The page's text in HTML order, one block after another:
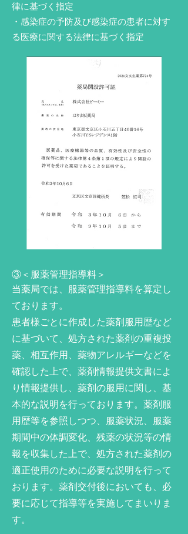
律に基づく指定
・感染症の予防及び感染症の患者に対す
る医療に関する法律に基づく指定
③＜服薬管理指導料＞
当薬局では、服薬管理指導料を算定し
ております。
患者様ごとに作成した薬剤服用歴など
に基づいて、処方された薬剤の重複投
薬、相互作用、薬物アレルギーなどを
確認した上で、薬剤情報提供文書によ
り情報提供し、薬剤の服用に関し、基
本的な説明を行っております。薬剤服
用歴等を参照しつつ、服薬状況、服薬
期間中の体調変化、残薬の状況等の情
報を収集した上で、処方された薬剤の
適正使用のために必要な説明を行って
おります。薬剤交付後においても、必
要に応じて指導等を実施してまいりま
す。